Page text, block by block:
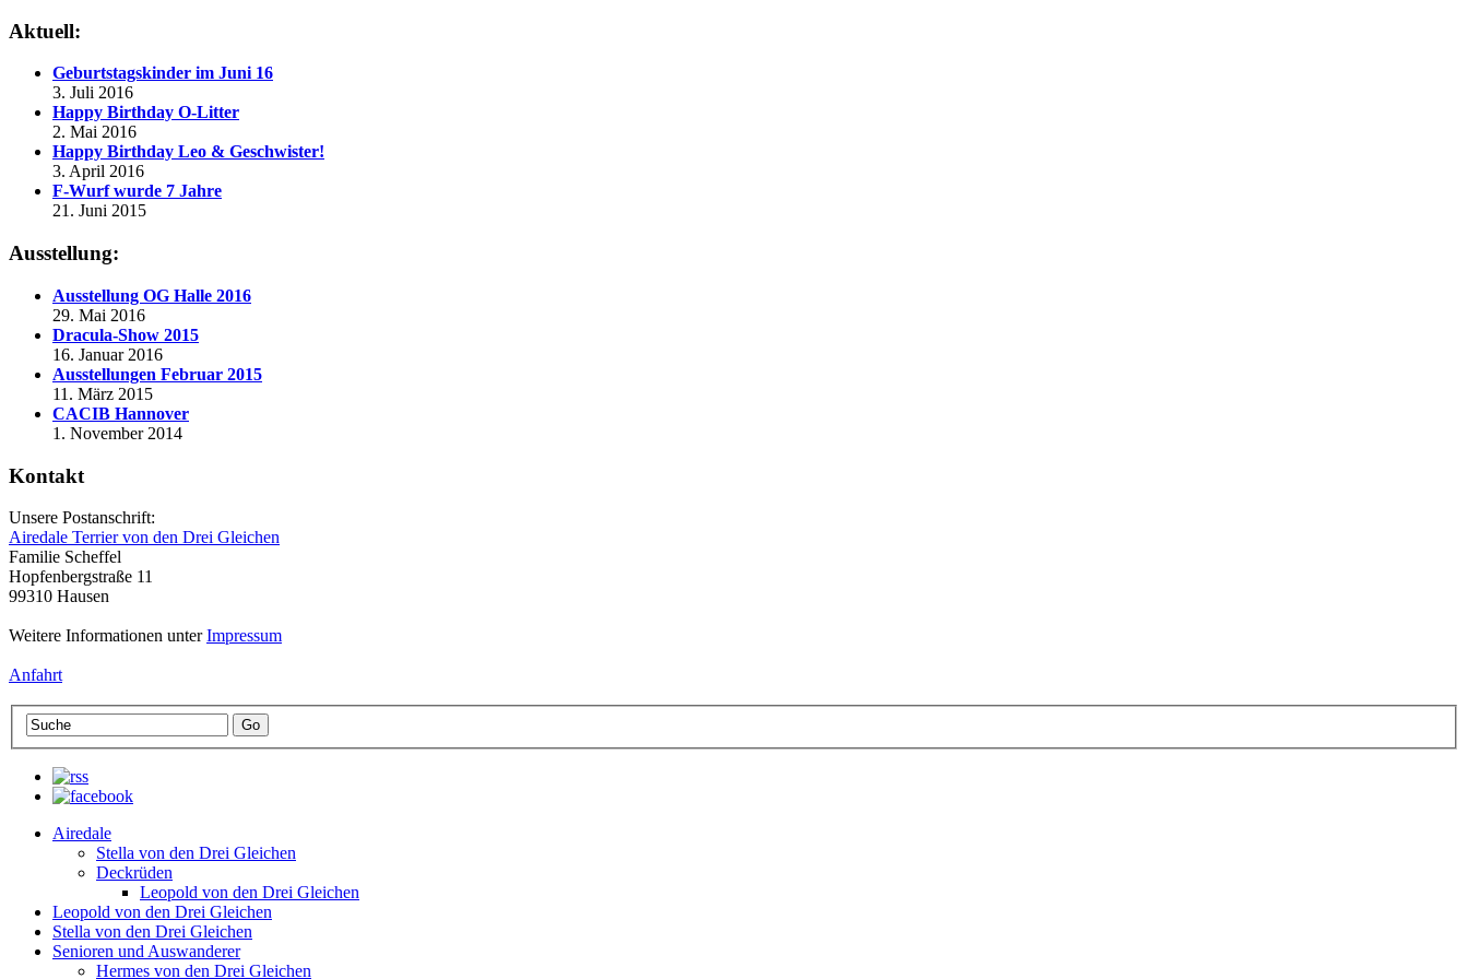
Aktuell:
Geburtstagskinder im Juni 16
3. Juli 2016
Happy Birthday O-Litter
2. Mai 2016
Happy Birthday Leo & Geschwister!
3. April 2016
F-Wurf wurde 7 Jahre
21. Juni 2015
Ausstellung:
Ausstellung OG Halle 2016
29. Mai 2016
Dracula-Show 2015
16. Januar 2016
Ausstellungen Februar 2015
11. März 2015
CACIB Hannover
1. November 2014
Kontakt
Unsere Postanschrift:
Airedale Terrier von den Drei Gleichen
Familie Scheffel
Hopfenbergstraße 11
99310 Hausen
Weitere Informationen unterImpressum
Anfahrt
Airedale
Stella von den Drei Gleichen
Deckrüden
Leopold von den Drei Gleichen
Leopold von den Drei Gleichen
Stella von den Drei Gleichen
Senioren und Auswanderer
Hermes von den Drei Gleichen